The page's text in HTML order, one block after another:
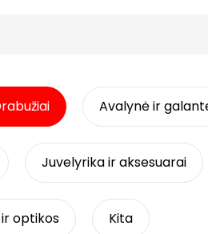
Avalynė ir
Juvelyrika ir aksesuarai
optikos Kita